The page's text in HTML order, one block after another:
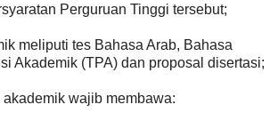
Perguruan Tinggi tersebut;
meliputi tes Bahasa Arab, Bahasa
Akademik (TPA) dan proposal disertasi;
wajib membawa: